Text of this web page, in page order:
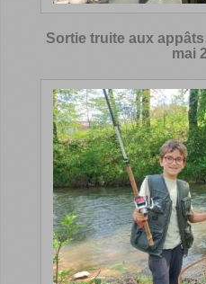
Sortie truite aux
mai